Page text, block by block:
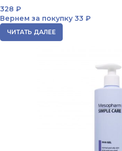
328 ₽
Вернем за покупку 33 ₽
ЧИТАТЬ ДАЛЕЕ